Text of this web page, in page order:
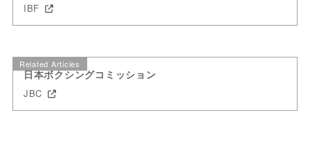
IBF
Related Articles
日本ボクシングコミッション
JBC